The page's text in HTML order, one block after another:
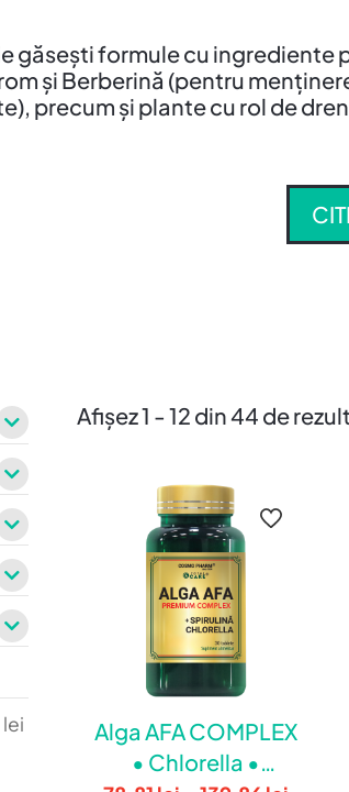
găsești formule cu ingrediente
și Berberină (pentru
precum și plante cu rol de
lei
Afișez 1 - 12 din 44 de
Alga AFA COMPLEX
• Chlorella •